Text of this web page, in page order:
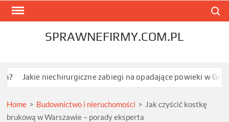
Skip
SPRAWNEFIRMY.COM.PL
niechirurgiczne zabiegi na opadające powieki w Grodzisku
Home > Budownictwo i nieruchomości > Jak czyścić kostkę
brukową w Warszawie – porady eksperta